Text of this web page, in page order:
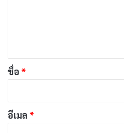
Strong, Jack Dylan
ผู้กำกับ: David F.
จำนวนตอน/ความยาว: 2 ชั่
*
ชื่อ *
อีเมล *